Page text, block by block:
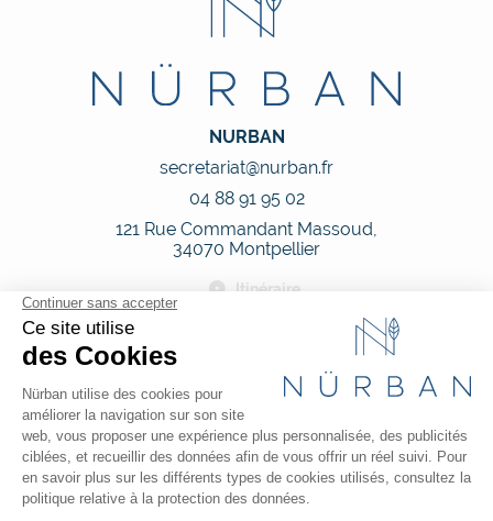
NURBAN
secretariat@nurban.fr
04 88 91 95 02
121 Rue Commandant Massoud,
34070 Montpellier
Itinéraire
Nos horaires
Du lundi au vendredi de 09h00 à 18h00
Le samedi sur rendez-vous